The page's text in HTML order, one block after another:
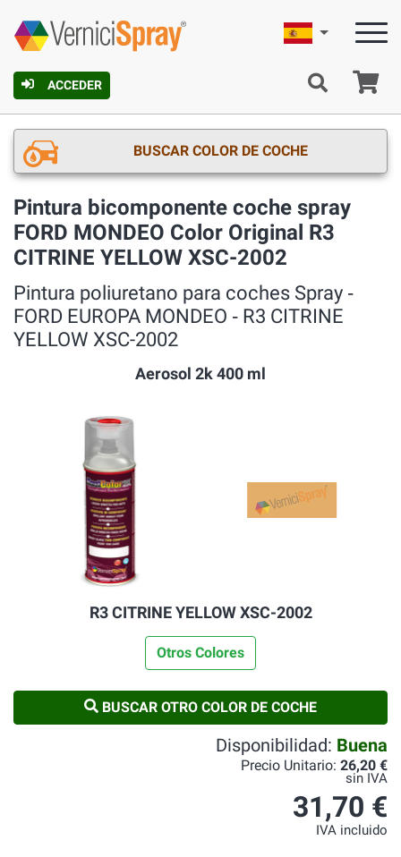
ACCEDER
Español
BUSCAR COLOR DE COCHE
Pintura bicomponente coche spray
FORD MONDEO Color Original R3
CITRINE YELLOW XSC-2002
Pintura poliuretano para coches Spray ‐
FORD EUROPA MONDEO ‐ R3 CITRINE
YELLOW XSC-2002
Aerosol 2k 400 ml
R3 CITRINE YELLOW XSC-2002
Otros Colores
BUSCAR OTRO COLOR DE COCHE
Disponibilidad: Buena
Precio Unitario: 26,20 €
sin IVA
31,70 €
IVA incluido